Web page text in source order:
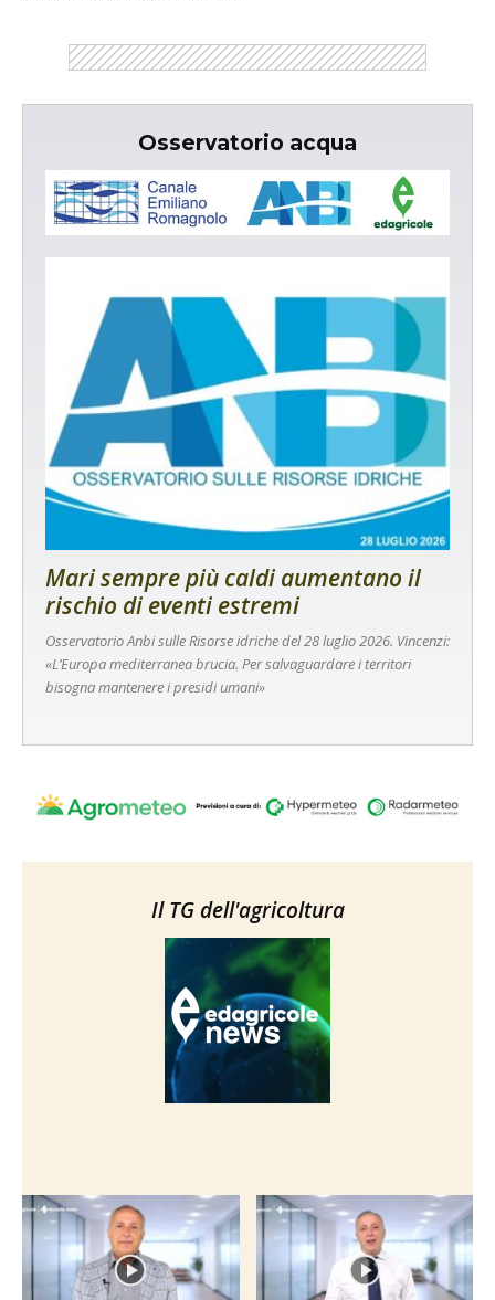
Osservatorio acqua
Mari sempre più caldi aumentano il
rischio di eventi estremi
Osservatorio Anbi sulle Risorse idriche del 28 luglio 2026. Vincenzi:
«L’Europa mediterranea brucia. Per salvaguardare i territori
bisogna mantenere i presidi umani»
Il TG dell'agricoltura